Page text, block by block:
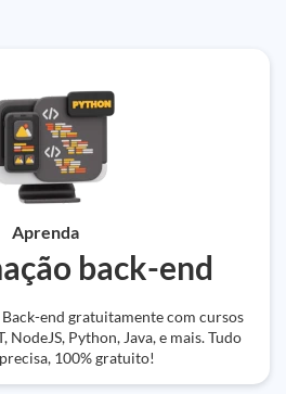
Aprenda
back-end
end gratuitamente com cursos
NodeJS, Python, Java, e mais. Tudo
100% gratuito!